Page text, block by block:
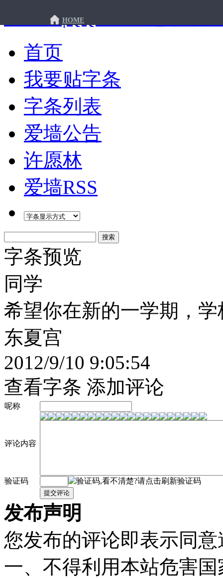
HOME
许愿墙|QQ爱墙 - 想说你
首页
我要贴字条
字条列表
爱墙公告
许愿林
爱墙RSS
字条预览
同学
希望你在新的一学期，
东夏宫
2012/9/10 9:05:54
查看字条 添加评论
呢称
评论内容
验证码
发布声明
您发布的评论即表示同
一、不得利用本站危害